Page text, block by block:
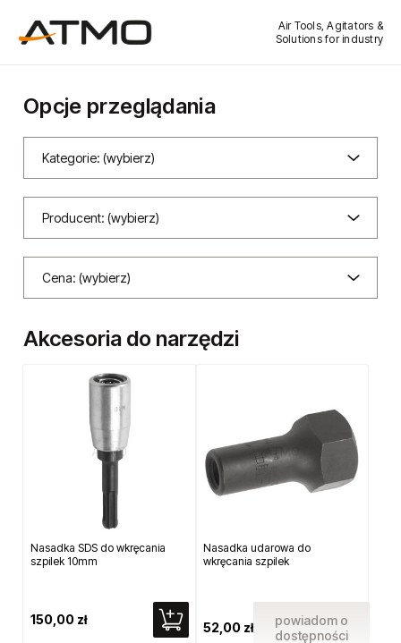
Air Tools, Agitators &
Solutions for industry
Opcje przeglądania
Kategorie: (wybierz)
Producent: (wybierz)
Cena: (wybierz)
Akcesoria do narzędzi
Nasadka SDS do wkręcania
szpilek 10mm
150,00 zł
Nasadka udarowa do
wkręcania szpilek
52,00 zł
powiadom o
dostępności